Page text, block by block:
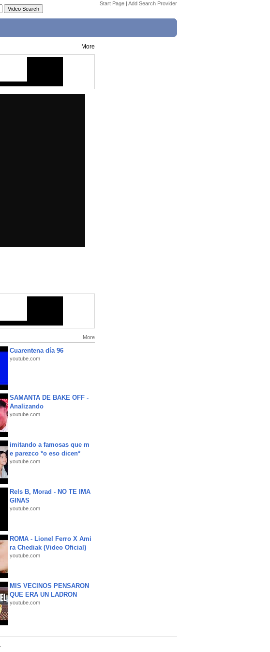
Start Page | Add Search Provider
More
More
Cuarentena día 96
youtube.com
SAMANTA DE BAKE OFF -
Analizando
youtube.com
imitando a famosas que m
e parezco *o eso dicen*
youtube.com
Rels B, Morad - NO TE IMA
GINAS
youtube.com
ROMA - Lionel Ferro X Ami
ra Chediak (Video Oficial)
youtube.com
MIS VECINOS PENSARON
QUE ERA UN LADRON
youtube.com